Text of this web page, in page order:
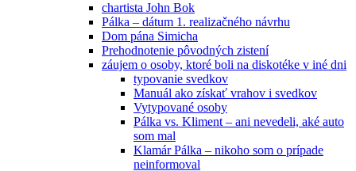
chartista John Bok
Pálka – dátum 1. realizačného návrhu
Dom pána Simicha
Prehodnotenie pôvodných zistení
záujem o osoby, ktoré boli na diskotéke v iné dni
typovanie svedkov
Manuál ako získať vrahov i svedkov
Vytypované osoby
Pálka vs. Kliment – ani nevedeli, aké auto
som mal
Klamár Pálka – nikoho som o prípade
neinformoval